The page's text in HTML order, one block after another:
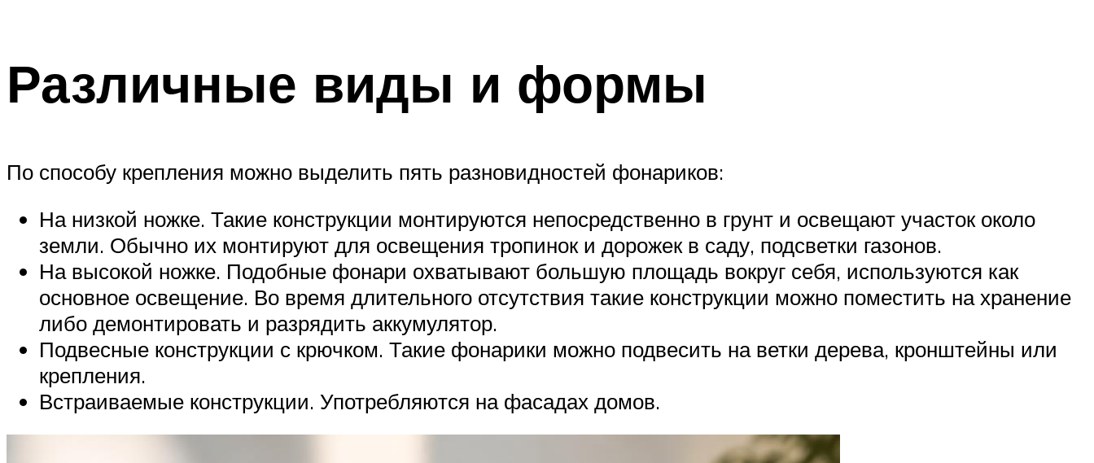
Различные виды и формы
По способу крепления можно выделить пять разновидностей фонариков:
На низкой ножке. Такие конструкции монтируются непосредственно в грунт и освещают участок около
земли. Обычно их монтируют для освещения тропинок и дорожек в саду, подсветки газонов.
На высокой ножке. Подобные фонари охватывают большую площадь вокруг себя, используются как
основное освещение. Во время длительного отсутствия такие конструкции можно поместить на хранение
либо демонтировать и разрядить аккумулятор.
Подвесные конструкции с крючком. Такие фонарики можно подвесить на ветки дерева, кронштейны или
крепления.
Встраиваемые конструкции. Употребляются на фасадах домов.